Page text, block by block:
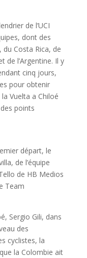
de l’UCI
dont des
du Costa Rica, de
de l’Argentine. Il y
cinq jours,
pour obtenir
Vuelta a Chiloé
points
départ, le
de l’équipe
de HB Medios
Team
Sergio Gili, dans
des
cyclistes, la
la Colombie ait